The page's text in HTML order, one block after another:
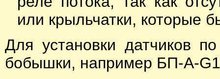
или крыльчатки, которые
Для установки датчиков
бобышки, например БП-А-